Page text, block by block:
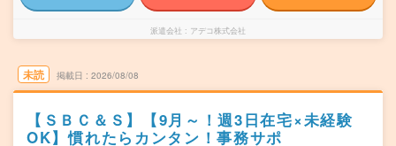
派遣会社 アデコ株式会社
未読 掲載日 2026/08/08
【ＳＢＣ＆Ｓ】【9月～！週3日在宅×未経験
OK】慣れたらカンタン！事務サポ